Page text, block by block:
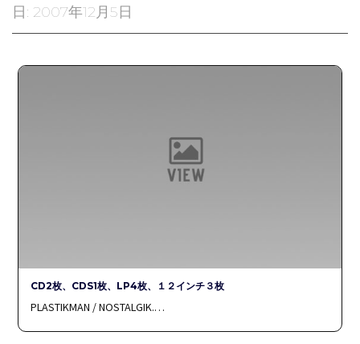
日: 2007年12月5日
CD2枚、CDS1枚、LP4枚、１２インチ３枚
PLASTIKMAN / NOSTALGIK.…